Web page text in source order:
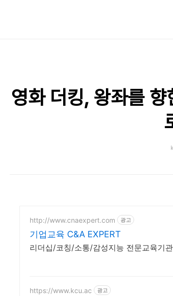
영화 더킹, 왕좌를
http://www.cnaexpert.com 광고
기업교육 C&A EXPERT
리더십/코칭/소통/감성지능 전문교육기
https://www.kcu.ac 광고